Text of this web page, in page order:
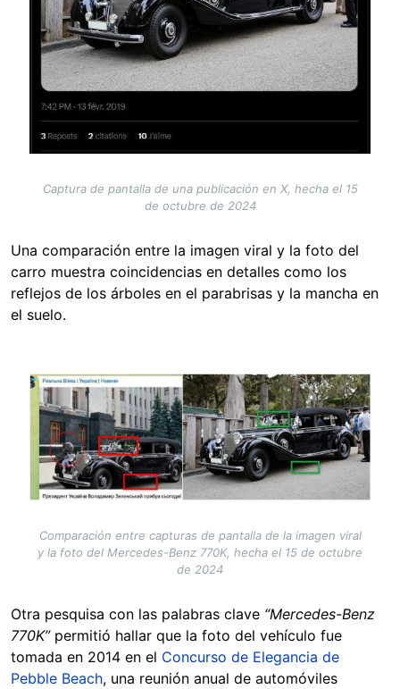
Captura de pantalla de una publicación en X, hecha el 15
de octubre de 2024
Una comparación entre la imagen viral y la foto del
carro muestra coincidencias en detalles como los
reflejos de los árboles en el parabrisas y la mancha en
el suelo.
Image
Comparación entre capturas de pantalla de la imagen viral
y la foto del Mercedes-Benz 770K, hecha el 15 de octubre
de 2024
Otra pesquisa con las palabras clave “Mercedes-Benz
770K”permitió hallar que la foto del vehículo fue
tomada en 2014 en el Concurso de Elegancia de
Pebble Beach, una reunión anual de automóviles